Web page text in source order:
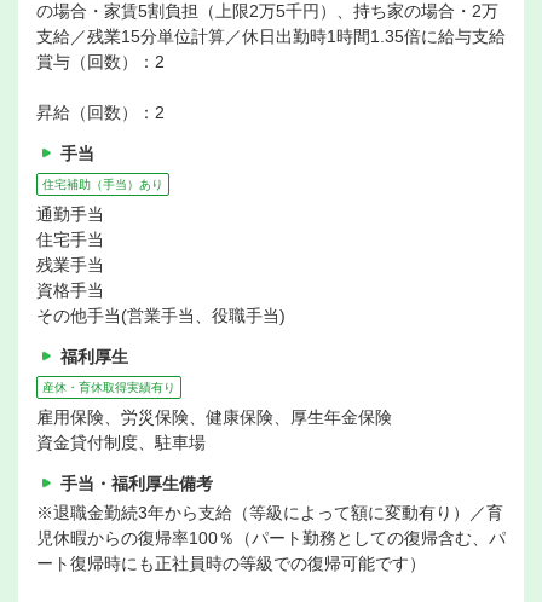
の場合・家賃5割負担（上限2万5千円）、持ち家の場合・2万
支給／残業15分単位計算／休日出勤時1時間1.35倍に給与支給
賞与（回数）：2
昇給（回数）：2
手当
住宅補助（手当）あり
通勤手当
住宅手当
残業手当
資格手当
その他手当(営業手当、役職手当)
福利厚生
産休・育休取得実績有り
雇用保険、労災保険、健康保険、厚生年金保険
資金貸付制度、駐車場
手当・福利厚生備考
※退職金勤続3年から支給（等級によって額に変動有り）／育
児休暇からの復帰率100％（パート勤務としての復帰含む、パ
ート復帰時にも正社員時の等級での復帰可能です）